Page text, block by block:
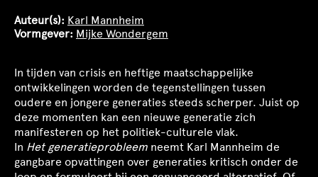
Auteur(s): Karl Mannheim
Vormgever: Mijke Wondergem
In tijden van crisis en heftige maatschappelijke
ontwikkelingen worden de tegenstellingen tussen
oudere en jongere generaties steeds scherper. Juist op
deze momenten kan een nieuwe generatie zich
manifesteren op het politiek-culturele vlak.
In Het generatieprobleem neemt Karl Mannheim de
gangbare opvattingen over generaties kritisch onder de